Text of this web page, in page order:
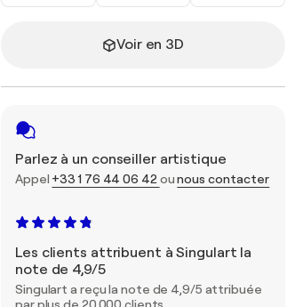
Voir en 3D
Parlez à un conseiller artistique
Appel +33 1 76 44 06 42 ounous contacter
Les clients attribuent à Singulart la
note de 4,9/5
Singulart a reçu la note de 4,9/5 attribuée